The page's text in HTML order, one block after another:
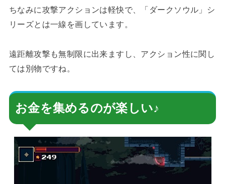
ちなみに攻撃アクションは軽快で、「ダークソウル」シ
リーズとは一線を画しています。
遠距離攻撃も無制限に出来ますし、アクション性に関し
ては別物ですね。
お金を集めるのが楽しい♪